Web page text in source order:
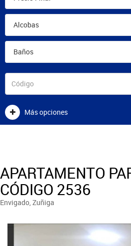
Más opciones
APARTAMENTO
CÓDIGO 2536
Envigado, Zuñiga